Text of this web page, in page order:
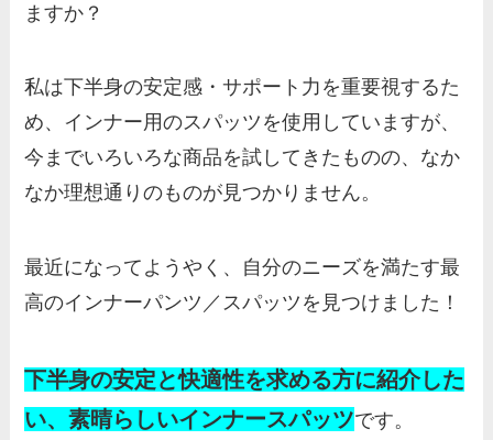
ますか？
私は下半身の安定感・サポート力を重要視するた
め、インナー用のスパッツを使用していますが、
今までいろいろな商品を試してきたものの、なか
なか理想通りのものが見つかりません。
最近になってようやく、自分のニーズを満たす最
高のインナーパンツ／スパッツを見つけました！
下半身の安定と快適性を求める方に紹介した
い、素晴らしいインナースパッツです。